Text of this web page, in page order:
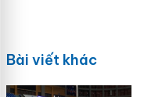
Bài viết khác